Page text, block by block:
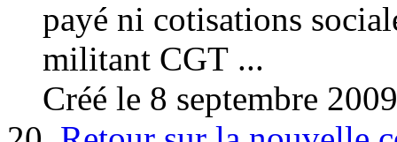
payé ni cotisations
militant CGT ...
Créé le 8 septembre 2009